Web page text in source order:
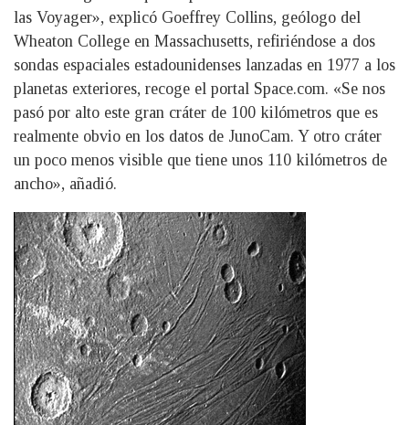
las Voyager», explicó Goeffrey Collins, geólogo del
Wheaton College en Massachusetts, refiriéndose a dos
sondas espaciales estadounidenses lanzadas en 1977 a los
planetas exteriores, recoge el portal Space.com. «Se nos
pasó por alto este gran cráter de 100 kilómetros que es
realmente obvio en los datos de JunoCam. Y otro cráter
un poco menos visible que tiene unos 110 kilómetros de
ancho», añadió.